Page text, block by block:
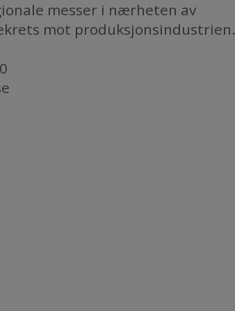
messer i nærheten av
mot produksjonsindustrien.